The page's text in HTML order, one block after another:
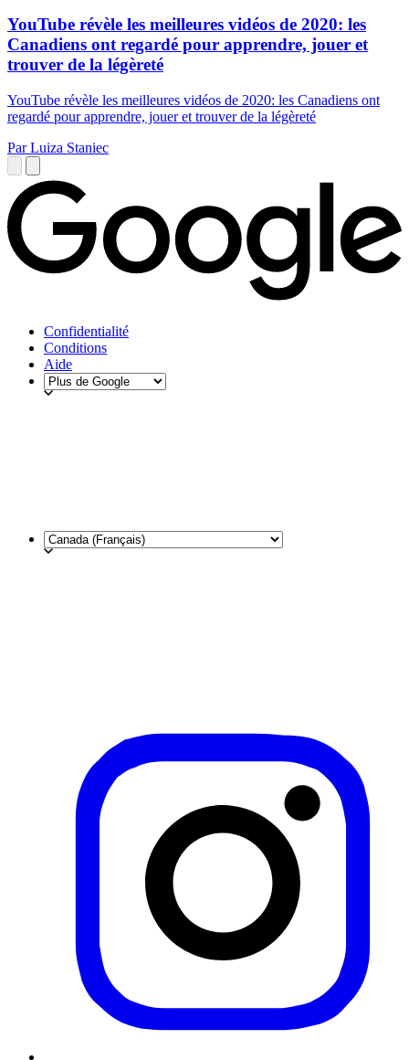
YouTube révèle les meilleures vidéos de 2020: les
Canadiens ont regardé pour apprendre, jouer et
trouver de la légèreté
YouTube révèle les meilleures vidéos de 2020: les Canadiens ont
regardé pour apprendre, jouer et trouver de la légèreté
Par Luiza Staniec
Confidentialité
Conditions
Aide